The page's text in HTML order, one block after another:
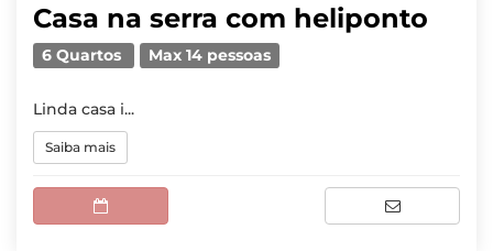
Casa na serra com heliponto
6 Quartos Max 14 pessoas
Linda casa i...
Saiba mais